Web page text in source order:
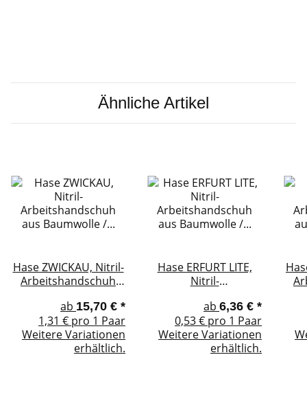
Ähnliche Artikel
Hase ZWICKAU, Nitril-
Arbeitshandschuh
Nitril, Größe 8-12, Kat.
II, EN 388, Sanitized®
ab 15,70 € *
1,31 € pro 1 Paar
Weitere Variationen
erhältlich.
Hase ERFURT LITE,
Nitril-
aus Baumwolle /
Nitril, Größe 6-12, Kat.
II, EN 388
ab 6,36 € *
0,53 € pro 1 Paar
Weitere Variationen
erhältlich.